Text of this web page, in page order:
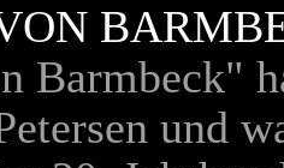
Barmbeck"
und